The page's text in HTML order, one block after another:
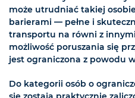
może utrudniać takiej
barierami — pełne i
transportu na równi z
możliwość poruszania się
jest ograniczona z powodu
Do kategorii osób o